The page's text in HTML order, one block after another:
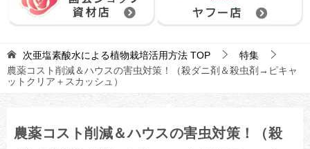
次亜塩素酸水による植物栽培活用方法 TOP
特集
農薬コスト削減＆ハウスの害虫対策！（殺ダニ剤＆殺虫剤→ピキャ
ットクリア＋スカッシュ）
農薬コスト削減＆ハウスの害虫対策！（殺